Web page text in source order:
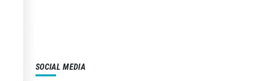
SOCIAL MEDIA